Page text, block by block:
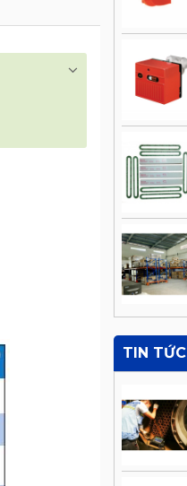
TIN TỨC